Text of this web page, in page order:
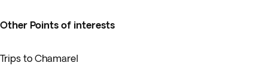
Other Points of interests
Trips to Chamarel